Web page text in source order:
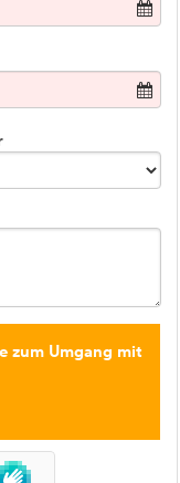
zum Umgang mit